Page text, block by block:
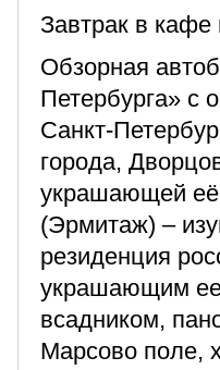
Завтрак в кафе
Обзорная
Петербурга» с
Санкт-
города,
украшающей её
(Эрмитаж) –
резиденция
украшающим
всадником,
Марсово поле,